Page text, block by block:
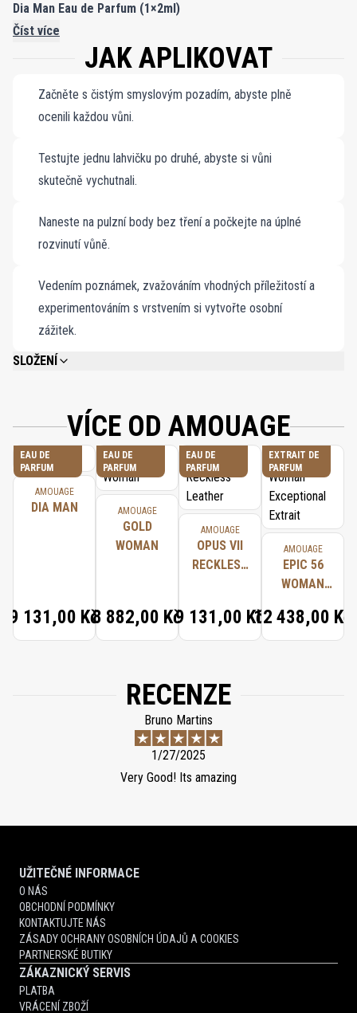
Dia Man Eau de Parfum (1×2ml)
Interlude Man Eau de Parfum (1×2ml)
Číst více
JAK APLIKOVAT
Začněte s čistým smyslovým pozadím, abyste plně
ocenili každou vůni.
Testujte jednu lahvičku po druhé, abyste si vůni
skutečně vychutnali.
Naneste na pulzní body bez tření a počkejte na úplné
rozvinutí vůně.
Vedením poznámek, zvažováním vhodných příležitostí a
experimentováním s vrstvením si vytvořte osobní
zážitek.
SLOŽENÍ
VÍCE OD AMOUAGE
EAU DE
PARFUM
AMOUAGE
DIA MAN
9 131,00 Kč
EAU DE
PARFUM
AMOUAGE
GOLD
WOMAN
8 882,00 Kč
EAU DE
PARFUM
AMOUAGE
OPUS VII
RECKLESS
9 131,00 Kč
EXTRAIT DE
PARFUM
AMOUAGE
EPIC 56
WOMAN
EXTRAIT
12 438,00 Kč
RECENZE
Bruno Martins
1/27/2025
Very Good! Its amazing
UŽITEČNÉ INFORMACE
O NÁS
OBCHODNÍ PODMÍNKY
KONTAKTUJTE NÁS
ZÁSADY OCHRANY OSOBNÍCH ÚDAJŮ A COOKIES
PARTNERSKÉ BUTIKY
ZÁKAZNICKÝ SERVIS
PLATBA
VRÁCENÍ ZBOŽÍ